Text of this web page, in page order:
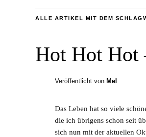
ALLE ARTIKEL MIT DEM
Hot Hot Hot
Veröffentlicht von Mel
Das Leben hat so viele
die ich übrigens schon seit
sich nun mit der aktuellen